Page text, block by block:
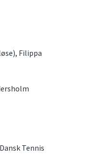
Filippa
Tennis